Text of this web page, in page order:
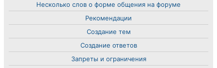
Несколько слов о форме общения на форуме
Рекомендации
Создание тем
Создание ответов
Запреты и ограничения